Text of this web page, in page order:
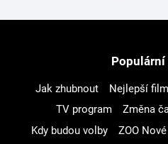
Populární
Jak zhubnout Nejlepší
TV program
Změna
Kdy budou volby
ZOO